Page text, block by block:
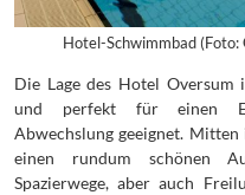
Hotel-Schwimmbad
Die Lage des Hotel
und perfekt für einen
Abwechslung geeignet. Mitten
einen rundum schönen
Spazierwege, aber auch